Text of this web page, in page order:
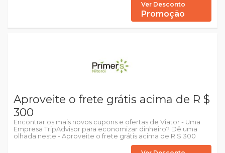
Ver Desconto
Promoção
Aproveite o frete grátis acima de R $
300
Encontrar os mais novos cupons e ofertas de Viator - Uma
Empresa TripAdvisor para economizar dinheiro? Dê uma
olhada neste - Aproveite o frete grátis acima de R $ 300